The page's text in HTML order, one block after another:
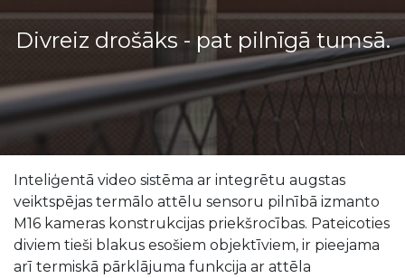
Divreiz drošāks - pat pilnīgā tumsā.
Inteliģentā video sistēma ar integrētu augstas
veiktspējas termālo attēlu sensoru pilnībā izmanto
M16 kameras konstrukcijas priekšrocības. Pateicoties
diviem tieši blakus esošiem objektīviem, ir pieejama
arī termiskā pārklājuma funkcija ar attēla